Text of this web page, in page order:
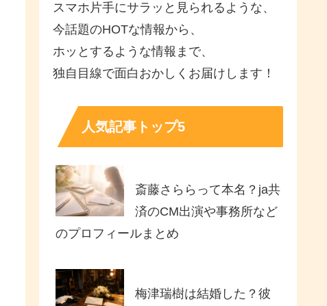
スマホ片手にサラッと見られるような、
今話題のHOTな情報から、
ホッとするような情報まで、
独自目線で面白おかしくお届けします！
人気記事トップ5
斎藤さららって本名？ja共
済のCM出演や事務所など
のプロフィールまとめ
梅津瑞樹は結婚した？彼